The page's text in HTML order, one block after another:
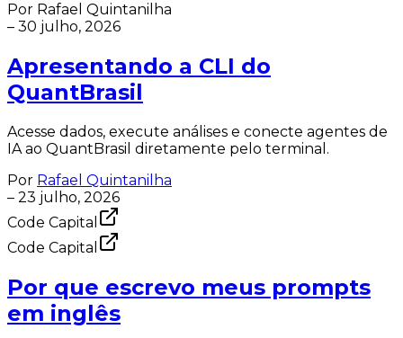
Por Rafael Quintanilha
– 30 julho, 2026
Apresentando a CLI do
QuantBrasil
Acesse dados, execute análises e conecte agentes de
IA ao QuantBrasil diretamente pelo terminal.
Por Rafael Quintanilha
– 23 julho, 2026
Code Capital
Code Capital
Por que escrevo meus prompts
em inglês